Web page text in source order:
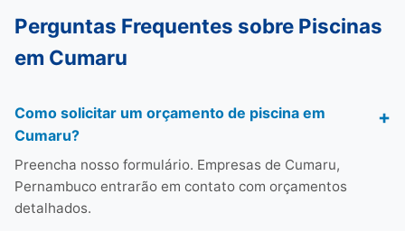
Perguntas Frequentes sobre Piscinas
em Cumaru
Como solicitar um orçamento de piscina em
Cumaru?
Preencha nosso formulário. Empresas de Cumaru,
Pernambuco entrarão em contato com orçamentos
detalhados.